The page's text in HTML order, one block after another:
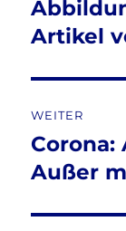
Vorheriger
Beitrag:
Artikel
WEITER
Nächster
Beitrag:
Corona:
Außer